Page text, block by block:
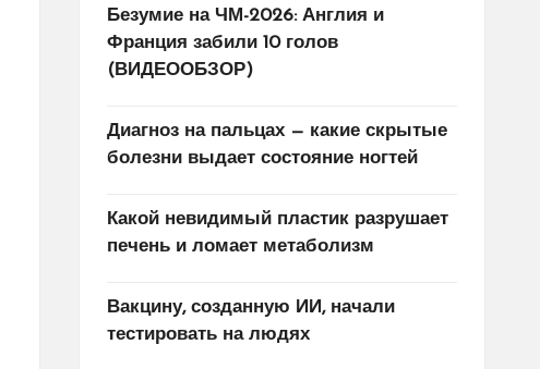
Безумие на ЧМ-2026: Англия и
Франция забили 10 голов
(ВИДЕООБЗОР)
Диагноз на пальцах — какие скрытые
болезни выдает состояние ногтей
Какой невидимый пластик разрушает
печень и ломает метаболизм
Вакцину, созданную ИИ, начали
тестировать на людях